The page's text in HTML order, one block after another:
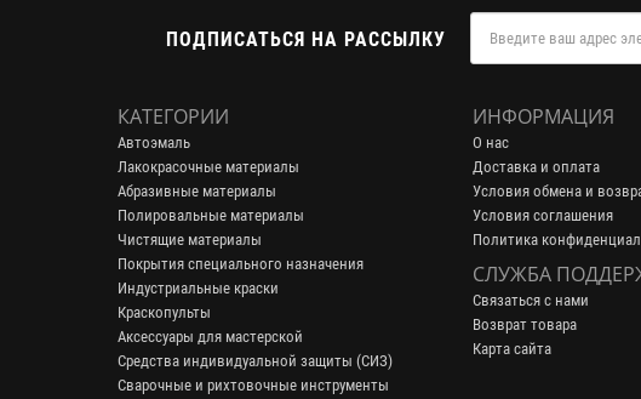
ПОДПИСАТЬСЯ НА РАССЫЛКУ
КАТЕГОРИИ
Автоэмаль
Лакокрасочные материалы
Абразивные материалы
Полировальные материалы
Чистящие материалы
Покрытия специального назначения
Индустриальные краски
Краскопульты
Аксессуары для мастерской
Средства индивидуальной защиты (СИЗ)
Сварочные и рихтовочные инструменты
ИНФОРМАЦИЯ
О нас
Доставка и оплата
Условия обмена и
Условия соглашения
Политика
СЛУЖБА
Связаться с нами
Возврат товара
Карта сайта